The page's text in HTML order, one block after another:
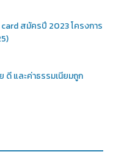
สมัครปี 2023 โครงการ
ดี และค่าธรรมเนียมถูก